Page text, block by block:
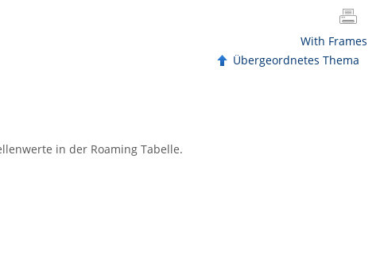
With Frames
Übergeordnetes Thema
in der Roaming Tabelle.